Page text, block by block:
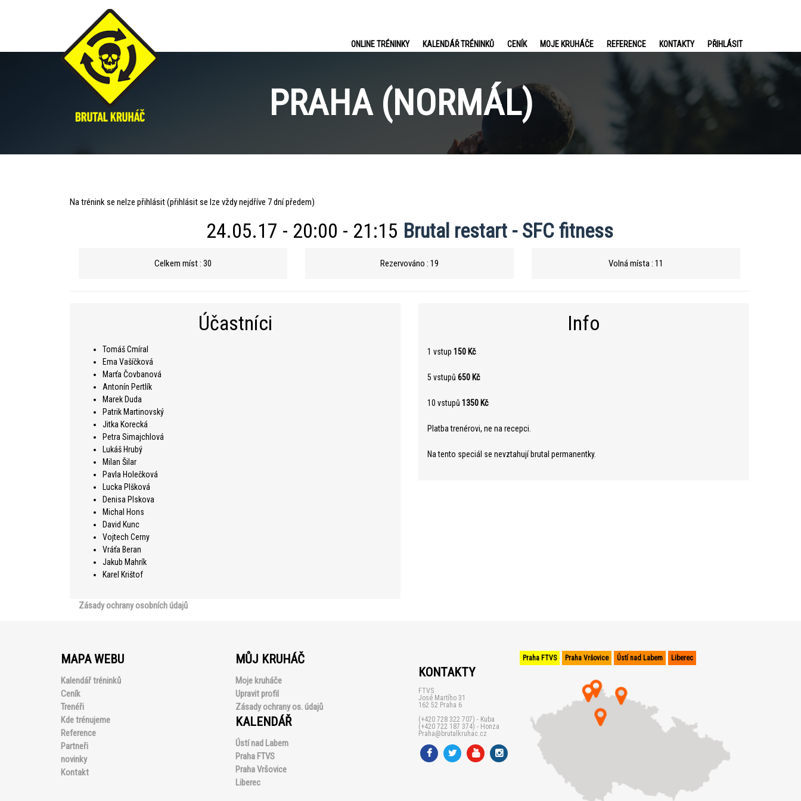
ONLINE TRÉNINKY KALENDÁŘ TRÉNINKŮ CENÍK MOJE KRUHÁČE REFERENCE KONTAKTY PŘIHLÁSIT
PRAHA (NORMÁL)
Praha
Na trénink se nelze přihlásit (přihlásit se lze vždy nejdříve 7 dní předem)
24.05.17 - 20:00 - 21:15 Brutal restart - SFC fitness
Celkem míst : 30 Rezervováno : 19 Volná místa : 11
Účastníci
Tomáš Cmíral
Ema Vašíčková
Marťa Čovbanová
Antonín Pertlík
Marek Duda
Patrik Martinovský
Jitka Korecká
Petra Simajchlová
Lukáš Hrubý
Milan Šilar
Pavla Holečková
Lucka Plšková
Denisa Plskova
Michal Hons
David Kunc
Vojtech Cerny
Vráťa Beran
Jakub Mahrík
Karel Krištof
Info
1 vstup 150 Kč
5 vstupů 650 Kč
10 vstupů 1350 Kč
Platba trenérovi, ne na recepci.
Na tento speciál se nevztahují brutal permanentky.
Zásady ochrany osobních údajů
MAPA WEBU
Kalendář tréninků
Ceník
Trenéři
Kde trénujeme
Reference
Partneři
novinky
Kontakt
MŮJ KRUHÁČ
Moje kruháče
Upravit profil
Zásady ochrany os. údajů
KALENDÁŘ
Ústí nad Labem
Praha FTVS
Praha Vršovice
Liberec
Praha FTVS Praha Vršovice Ústí nad Labem Liberec
KONTAKTY
FTVS
José Martího 31
162 52 Praha 6
(+420 728 322 707) - Kuba
(+420 722 187 374) - Honza
Praha@brutalkruhac.cz